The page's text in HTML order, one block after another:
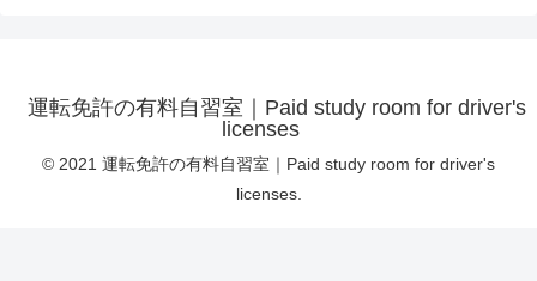
運転免許の有料自習室｜Paid study room for driver's
licenses
© 2021 運転免許の有料自習室｜Paid study room for driver's
licenses.